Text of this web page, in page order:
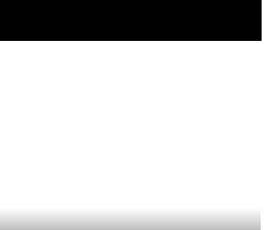
Quando indicado, também poderá ser